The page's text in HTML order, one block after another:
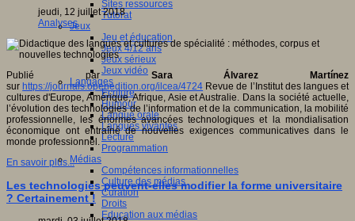
Sites ressources
Tutorat
Jeux
Jeu et éducation
Jeux 4/12 ans
Jeux sérieux
Jeux vidéo
Langages
Ecriture
Humour
Langue orale
Langues vivantes
Lecture
Programmation
Médias
Compétences informationnelles
Culture des médias
Curation
Droits
Education aux médias
jeudi, 12 juillet 2018
Analyses
Publié par Sara Álvarez Martínez
sur https://journals.openedition.org/ilcea/4724 Revue de l’Institut des langues et
cultures d'Europe, Amérique, Afrique, Asie et Australie. Dans la société actuelle,
l’évolution des technologies de l’information et de la communication, la mobilité
professionnelle, les énormes avancées technologiques et la mondialisation
économique ont entraîné de nouvelles exigences communicatives dans le
monde professionnel.
En savoir plus...
Les technologies peuvent-elles modifier la forme universitaire
? Certainement !